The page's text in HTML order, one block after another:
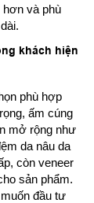
hơn và phù
khách hiện
phù hợp
ấm cúng
mở rộng như
da nâu da
còn veneer
sản phẩm.
đầu tư